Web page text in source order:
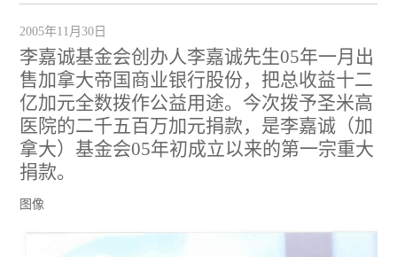
2005年11月30日
李嘉诚基金会创办人李嘉诚先生05年一月出
售加拿大帝国商业银行股份，把总收益十二
亿加元全数拨作公益用途。今次拨予圣米高
医院的二千五百万加元捐款，是李嘉诚（加
拿大）基金会05年初成立以来的第一宗重大
捐款。
图像